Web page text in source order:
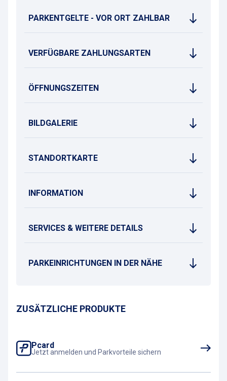
PARKENTGELTE - VOR ORT ZAHLBAR
VERFÜGBARE ZAHLUNGSARTEN
ÖFFNUNGSZEITEN
BILDGALERIE
STANDORTKARTE
INFORMATION
SERVICES & WEITERE DETAILS
PARKEINRICHTUNGEN IN DER NÄHE
ZUSÄTZLICHE PRODUKTE
Pcard
Jetzt anmelden und Parkvorteile sichern